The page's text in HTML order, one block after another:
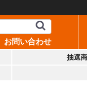
お問い合わせ
抽選